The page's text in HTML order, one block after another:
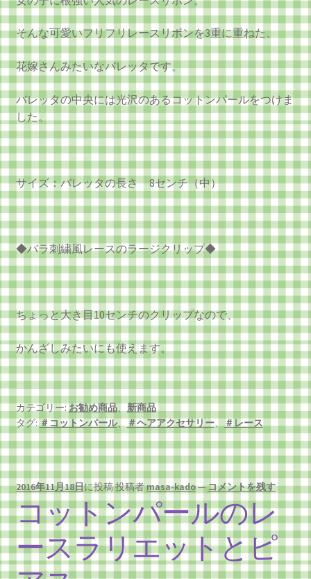
そんな可愛いフリフリレースリボンを3重に重ねた、
花嫁さんみたいなバレッタです。
バレッタの中央には光沢のあるコットンパールをつけま
した。
サイズ：バレッタの長さ 8センチ（中）
◆バラ刺繍風レースのラージクリップ◆
ちょっと大き目10センチのクリップなので、
かんざしみたいにも使えます。
カテゴリー: お勧め商品、 新商品
タグ:＃コットンパール、＃ヘアアクセサリー、＃レース
2016年11月18日に投稿投稿者masa-kado—コメントを残す
コットンパールのレ
ースラリエットとピ